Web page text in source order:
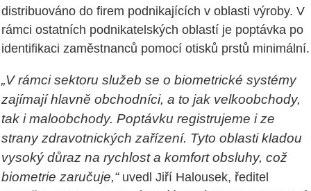
distribuováno do firem podnikajících v oblasti výroby. V
rámci ostatních podnikatelských oblastí je poptávka po
identifikaci zaměstnanců pomocí otisků prstů minimální.
„V rámci sektoru služeb se o biometrické systémy
zajímají hlavně obchodníci, a to jak velkoobchody,
tak i maloobchody. Poptávku registrujeme i ze
strany zdravotnických zařízení. Tyto oblasti kladou
vysoký důraz na rychlost a komfort obsluhy, což
biometrie zaručuje,“ uvedl Jiří Halousek, ředitel